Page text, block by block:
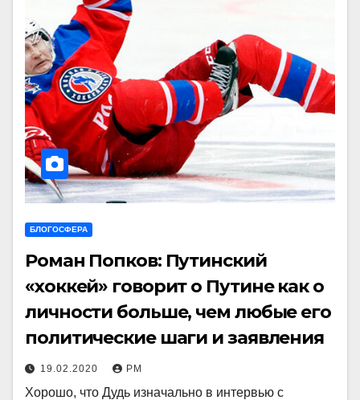
БЛОГОСФЕРА
Роман Попков: Путинский
«хоккей» говорит о Путине как о
личности больше, чем любые его
политические шаги и заявления
19.02.2020 РМ
Хорошо, что Дудь изначально в интервью с